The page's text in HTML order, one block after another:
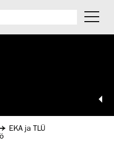
EKA ja TLÜ